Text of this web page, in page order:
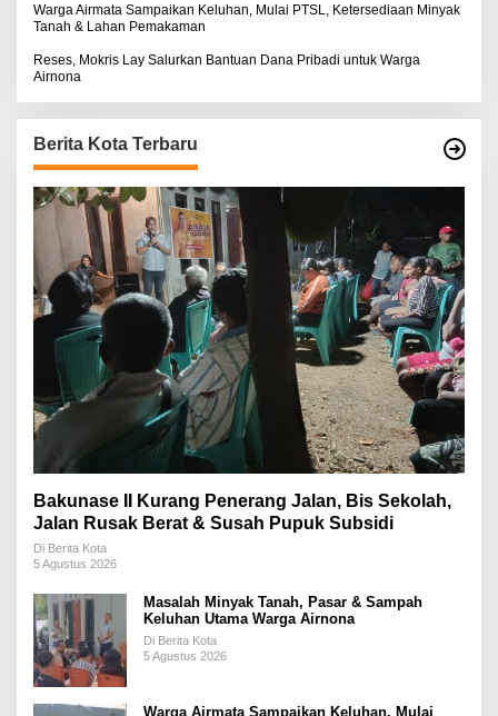
Warga Airmata Sampaikan Keluhan, Mulai PTSL, Ketersediaan Minyak
Tanah & Lahan Pemakaman
Reses, Mokris Lay Salurkan Bantuan Dana Pribadi untuk Warga
Airnona
Berita Kota Terbaru
Bakunase II Kurang Penerang Jalan, Bis Sekolah,
Jalan Rusak Berat & Susah Pupuk Subsidi
Di Berita Kota
5 Agustus 2026
Masalah Minyak Tanah, Pasar & Sampah
Keluhan Utama Warga Airnona
Di Berita Kota
5 Agustus 2026
Warga Airmata Sampaikan Keluhan, Mulai